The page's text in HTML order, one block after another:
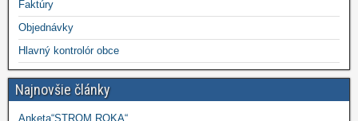
Faktúry
Objednávky
Hlavný kontrolór obce
Najnovšie články
Anketa“STROM ROKA“